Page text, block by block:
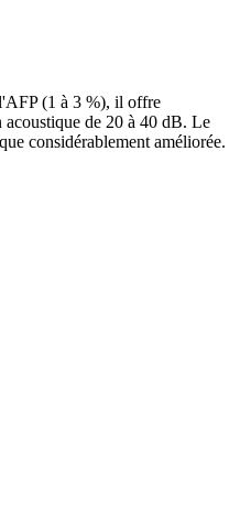
(1 à 3 %), il offre
acoustique de 20 à 40 dB. Le
considérablement améliorée.